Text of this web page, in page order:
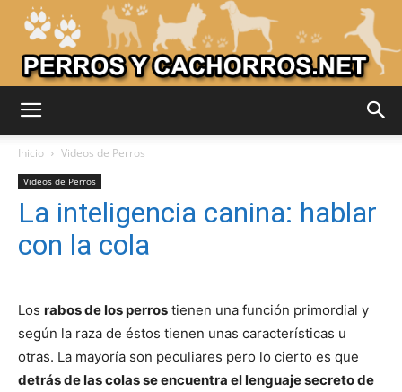
Perros
Razas
Inicio Videos de Perros
Videos de Perros
La inteligencia canina: hablar
con la cola
Los rabos de los perros tienen una función primordial y
según la raza de éstos tienen unas características u
otras. La mayoría son peculiares pero lo cierto es que
detrás de las colas se encuentra el lenguaje secreto de